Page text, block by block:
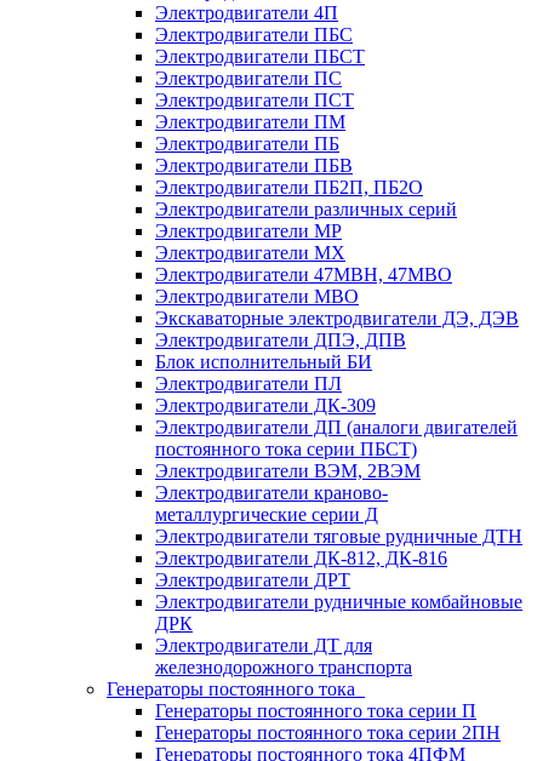
Электродвигатели 4П
Электродвигатели ПБС
Электродвигатели ПБСТ
Электродвигатели ПС
Электродвигатели ПСТ
Электродвигатели ПМ
Электродвигатели ПБ
Электродвигатели ПБВ
Электродвигатели ПБ2П, ПБ2О
Электродвигатели различных серий
Электродвигатели МР
Электродвигатели MX
Электродвигатели 47MBH, 47МВО
Электродвигатели MBO
Экскаваторные электродвигатели ДЭ, ДЭВ
Электродвигатели ДПЭ, ДПВ
Блок исполнительный БИ
Электродвигатели ПЛ
Электродвигатели ДК-309
Электродвигатели ДП (аналоги двигателей
постоянного тока серии ПБСТ)
Электродвигатели ВЭМ, 2ВЭМ
Электродвигатели краново-
металлургические серии Д
Электродвигатели тяговые рудничные ДТН
Электродвигатели ДК-812, ДК-816
Электродвигатели ДРТ
Электродвигатели рудничные комбайновые
ДРК
Электродвигатели ДТ для
железнодорожного транспорта
Генераторы постоянного тока
Генераторы постоянного тока серии П
Генераторы постоянного тока серии 2ПН
Генераторы постоянного тока 4ПФМ